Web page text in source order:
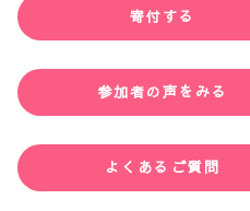
寄付する
参加者の声をみる
よくあるご質問